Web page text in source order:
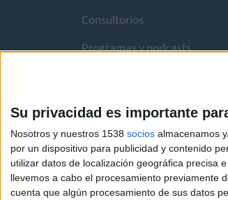
Su privacidad es importante
Nosotros y nuestros 1538 socios almacenamos
por un dispositivo para publicidad y contenido
utilizar datos de localización geográfica precisa
llevemos a cabo el procesamiento previamente
cuenta que algún procesamiento de sus datos
Consultorios
Programas y podcasts